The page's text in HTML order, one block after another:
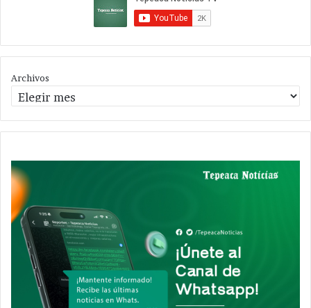
Archivos